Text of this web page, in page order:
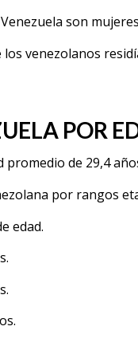
son
venezolanos
POR
de 29,4
por rangos
edad.